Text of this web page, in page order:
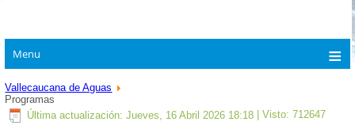
Menu
Vallecaucana de Aguas
Programas
Última actualización: Jueves, 16 Abril 2026 18:18 | Visto: 712647